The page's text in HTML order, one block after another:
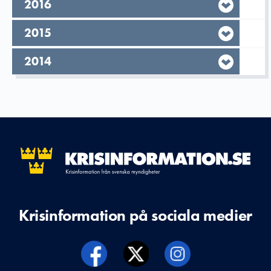
År,
2016
År,
2015
År,
2014
Krisinformation på sociala medier